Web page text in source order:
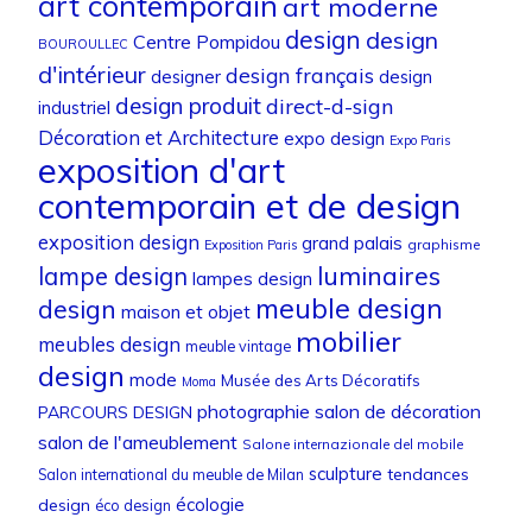
BOUROULLEC Centre Pompidou design design
d'intérieur designer design français design
industriel design produitdirect-d-sign
Décoration et Architecture expo design Expo Paris
exposition d'art
contemporain et de design
exposition design Exposition Paris grand palais graphisme
lampe design lampes design luminaires
design maison et objet meuble design
meubles design meuble vintage mobilier
design mode Moma Musée des Arts Décoratifs
PARCOURS DESIGN photographie salon de décoration
salon de l'ameublement Salone internazionale del mobile
Salon international du meuble de Milan sculpture tendances
design éco design écologie